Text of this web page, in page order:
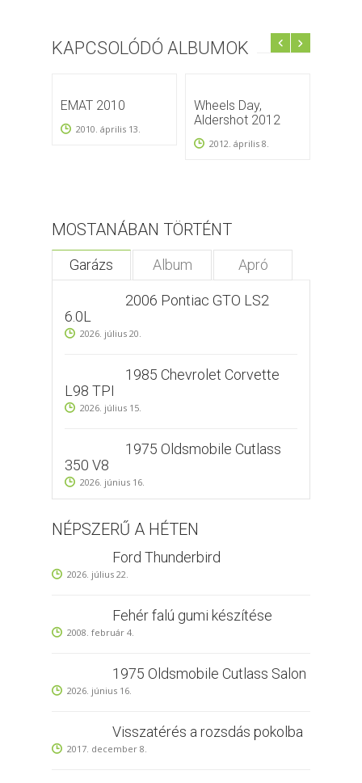
KAPCSOLÓDÓ ALBUMOK
EMAT 2010
2010. április 13.
Wheels Day,
Aldershot 2012
2012. április 8.
MOSTANÁBAN TÖRTÉNT
Garázs Album Apró
2006 Pontiac GTO LS2
6.0L
2026. július 20.
1985 Chevrolet Corvette
L98 TPI
2026. július 15.
1975 Oldsmobile Cutlass
350 V8
2026. június 16.
NÉPSZERŰ A HÉTEN
Ford Thunderbird
2026. július 22.
Fehér falú gumi készítése
2008. február 4.
1975 Oldsmobile Cutlass Salon
2026. június 16.
Visszatérés a rozsdás pokolba
2017. december 8.